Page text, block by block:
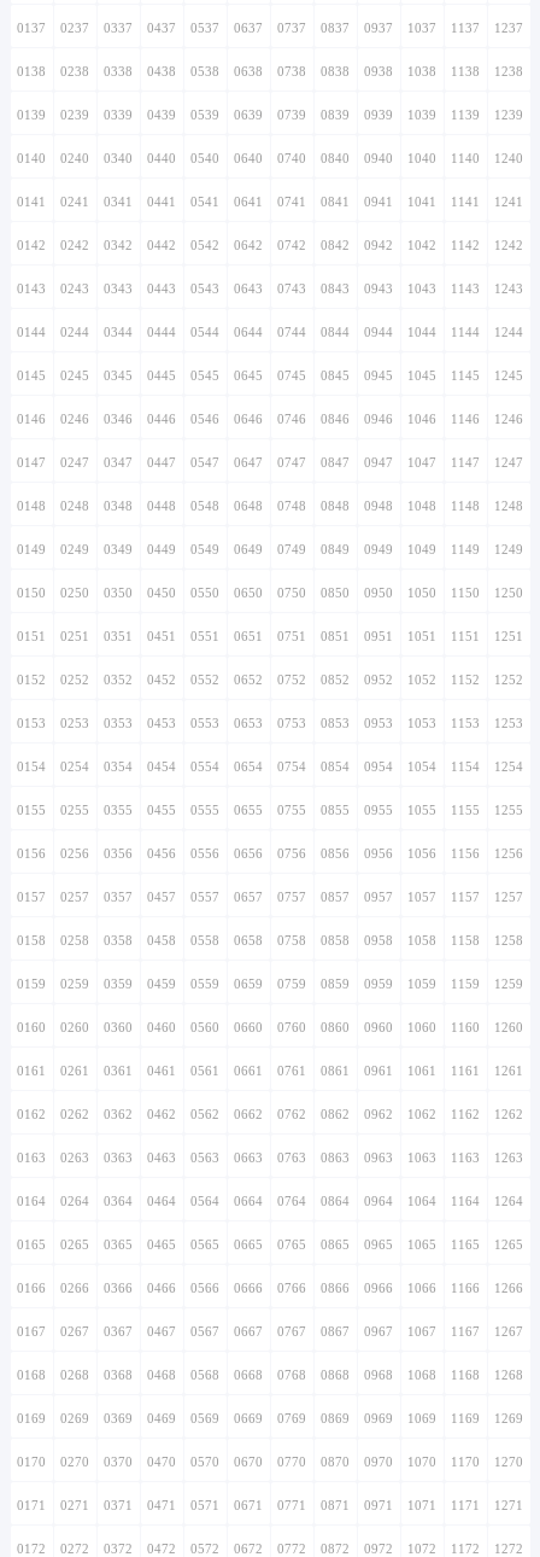
0137 0237 0337 0437 0537 0637 0737 0837 0937 1037 1137 1237
0138 0238 0338 0438 0538 0638 0738 0838 0938 1038 1138 1238
0139 0239 0339 0439 0539 0639 0739 0839 0939 1039 1139 1239
0140 0240 0340 0440 0540 0640 0740 0840 0940 1040 1140 1240
0141 0241 0341 0441 0541 0641 0741 0841 0941 1041 1141 1241
0142 0242 0342 0442 0542 0642 0742 0842 0942 1042 1142 1242
0143 0243 0343 0443 0543 0643 0743 0843 0943 1043 1143 1243
0144 0244 0344 0444 0544 0644 0744 0844 0944 1044 1144 1244
0145 0245 0345 0445 0545 0645 0745 0845 0945 1045 1145 1245
0146 0246 0346 0446 0546 0646 0746 0846 0946 1046 1146 1246
0147 0247 0347 0447 0547 0647 0747 0847 0947 1047 1147 1247
0148 0248 0348 0448 0548 0648 0748 0848 0948 1048 1148 1248
0149 0249 0349 0449 0549 0649 0749 0849 0949 1049 1149 1249
0150 0250 0350 0450 0550 0650 0750 0850 0950 1050 1150 1250
0151 0251 0351 0451 0551 0651 0751 0851 0951 1051 1151 1251
0152 0252 0352 0452 0552 0652 0752 0852 0952 1052 1152 1252
0153 0253 0353 0453 0553 0653 0753 0853 0953 1053 1153 1253
0154 0254 0354 0454 0554 0654 0754 0854 0954 1054 1154 1254
0155 0255 0355 0455 0555 0655 0755 0855 0955 1055 1155 1255
0156 0256 0356 0456 0556 0656 0756 0856 0956 1056 1156 1256
0157 0257 0357 0457 0557 0657 0757 0857 0957 1057 1157 1257
0158 0258 0358 0458 0558 0658 0758 0858 0958 1058 1158 1258
0159 0259 0359 0459 0559 0659 0759 0859 0959 1059 1159 1259
0160 0260 0360 0460 0560 0660 0760 0860 0960 1060 1160 1260
0161 0261 0361 0461 0561 0661 0761 0861 0961 1061 1161 1261
0162 0262 0362 0462 0562 0662 0762 0862 0962 1062 1162 1262
0163 0263 0363 0463 0563 0663 0763 0863 0963 1063 1163 1263
0164 0264 0364 0464 0564 0664 0764 0864 0964 1064 1164 1264
0165 0265 0365 0465 0565 0665 0765 0865 0965 1065 1165 1265
0166 0266 0366 0466 0566 0666 0766 0866 0966 1066 1166 1266
0167 0267 0367 0467 0567 0667 0767 0867 0967 1067 1167 1267
0168 0268 0368 0468 0568 0668 0768 0868 0968 1068 1168 1268
0169 0269 0369 0469 0569 0669 0769 0869 0969 1069 1169 1269
0170 0270 0370 0470 0570 0670 0770 0870 0970 1070 1170 1270
0171 0271 0371 0471 0571 0671 0771 0871 0971 1071 1171 1271
0172 0272 0372 0472 0572 0672 0772 0872 0972 1072 1172 1272